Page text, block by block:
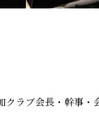
ラブ会長・幹事・